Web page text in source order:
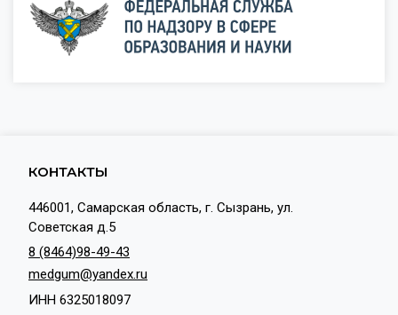
КОНТАКТЫ
446001, Самарская область, г. Сызрань, ул.
Советская д.5
8 (8464)98-49-43
medgum@yandex.ru
ИНН 6325018097